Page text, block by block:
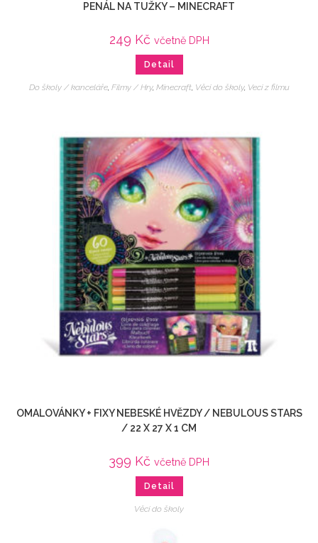
PENÁL NA TUŽKY – MINECRAFT
249 Kč včetně DPH
Detail
Do školy / kanceláře, Filmy / Hry, Minecraft, Věci do školy, Veci z filmu
OMALOVÁNKY + FIXY NEBESKÉ HVĚZDY / NEBULOUS STARS
/ 22 X 27 X 1 CM
399 Kč včetně DPH
Detail
Věci do školy